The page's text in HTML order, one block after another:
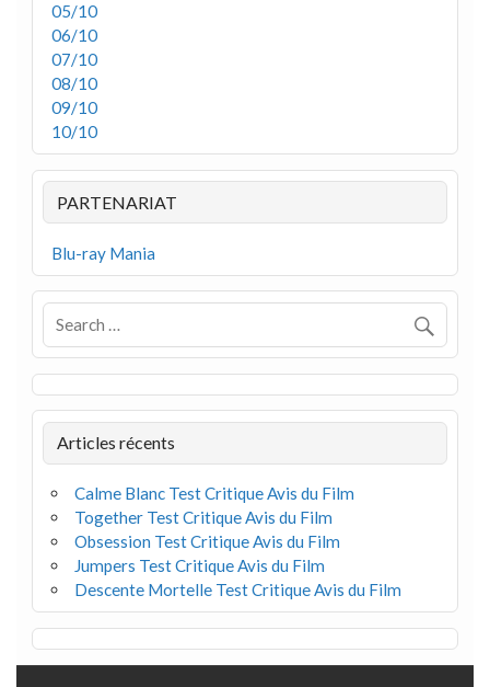
05/10
06/10
07/10
08/10
09/10
10/10
PARTENARIAT
Blu-ray Mania
Articles récents
Calme Blanc Test Critique Avis du Film
Together Test Critique Avis du Film
Obsession Test Critique Avis du Film
Jumpers Test Critique Avis du Film
Descente Mortelle Test Critique Avis du Film